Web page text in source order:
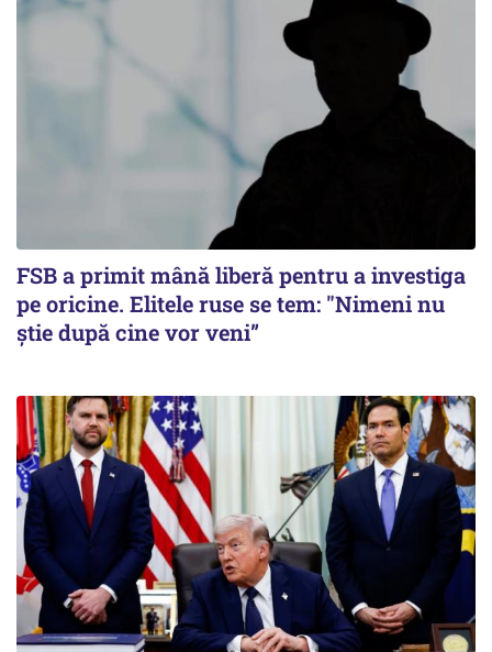
FSB a primit mână liberă pentru a investiga
pe oricine. Elitele ruse se tem: "Nimeni nu
știe după cine vor veni”